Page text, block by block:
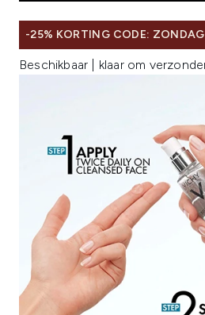
-25% KORTING CODE: ZONDAG
Beschikbaar | klaar om